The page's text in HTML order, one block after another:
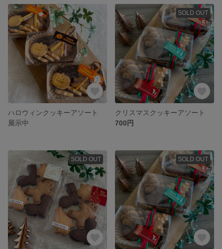
ハロウィンクッキーアソート
展示中
SOLD OUT
クリスマスクッキーアソート
700円
SOLD OUT SOLD OUT